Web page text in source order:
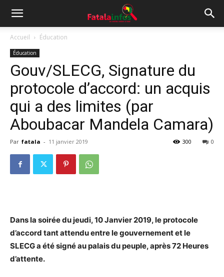
Accueil Éducation
Éducation
Gouv/SLECG, Signature du
protocole d’accord: un acquis
qui a des limites (par
Aboubacar Mandela Camara)
Par fatala - 11 janvier 2019 0
300
Dans la soirée du jeudi, 10 Janvier 2019, le protocole
d’accord tant attendu entre le gouvernement et le
SLECG a été signé au palais du peuple, après 72 Heures
d’attente.